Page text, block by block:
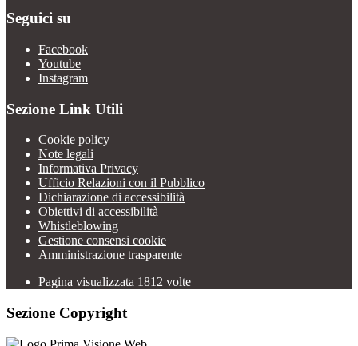
Seguici su
Facebook
Youtube
Instagram
Sezione Link Utili
Cookie policy
Note legali
Informativa Privacy
Ufficio Relazioni con il Pubblico
Dichiarazione di accessibilità
Obiettivi di accessibilità
Whistleblowing
Gestione consensi cookie
Amministrazione trasparente
Pagina visualizzata 1812 volte
Sezione Copyright